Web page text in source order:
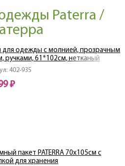
Paterra /
402-935
для одежды с молнией, прозрачным
ручками, 61*102см, нетканый
₽
пакет PATERRA 70х105см с
для хранения